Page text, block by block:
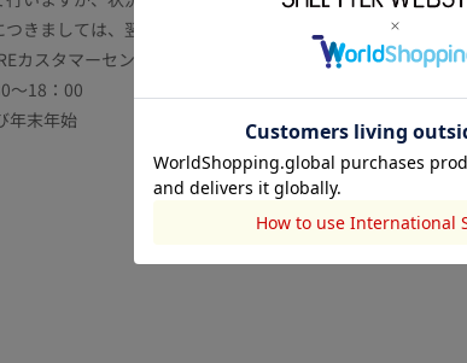
きましては、翌営業日より順次対応いたします。
カスタマーセンター
～18：00
年末年始